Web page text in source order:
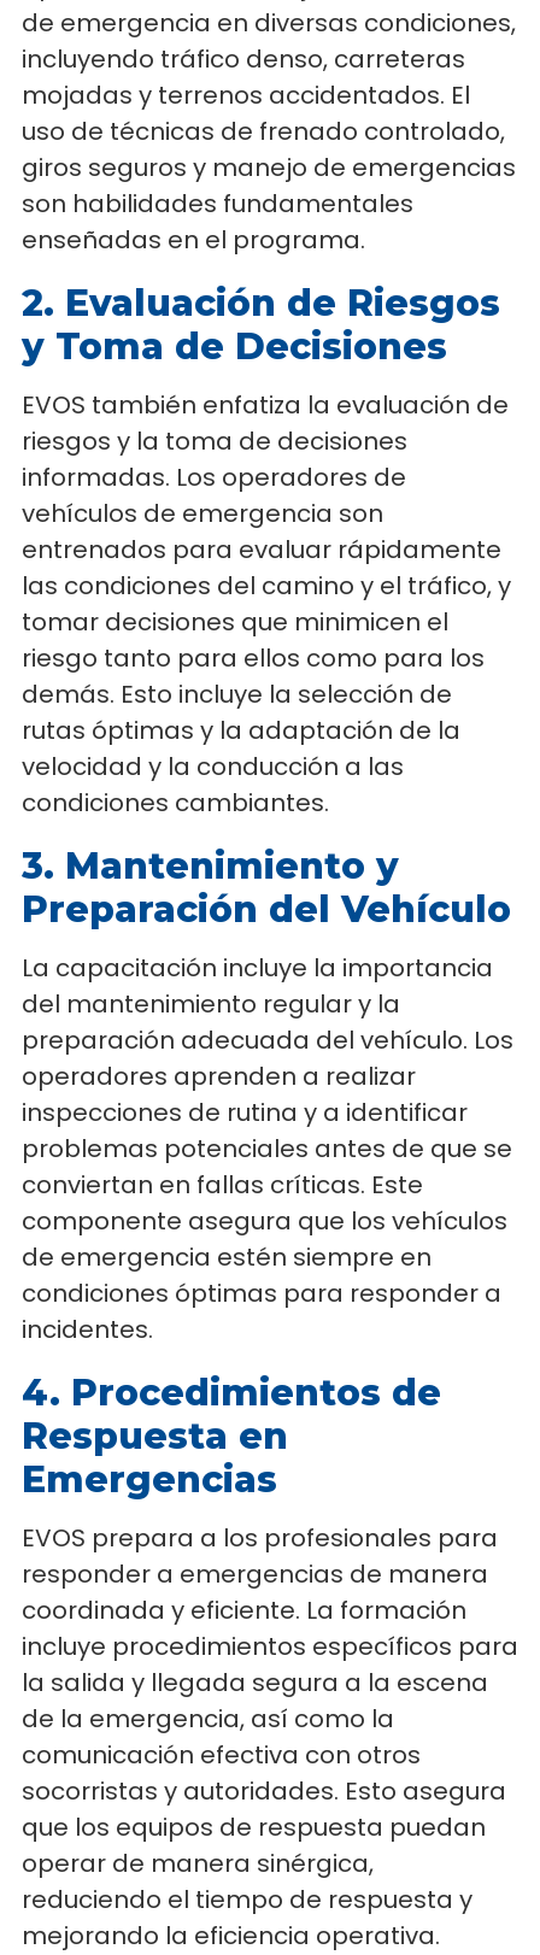
de emergencia en diversas condiciones,
incluyendo tráfico denso, carreteras
mojadas y terrenos accidentados. El
uso de técnicas de frenado controlado,
giros seguros y manejo de emergencias
son habilidades fundamentales
enseñadas en el programa.
2. Evaluación de Riesgos
y Toma de Decisiones
EVOS también enfatiza la evaluación de
riesgos y la toma de decisiones
informadas. Los operadores de
vehículos de emergencia son
entrenados para evaluar rápidamente
las condiciones del camino y el tráfico, y
tomar decisiones que minimicen el
riesgo tanto para ellos como para los
demás. Esto incluye la selección de
rutas óptimas y la adaptación de la
velocidad y la conducción a las
condiciones cambiantes.
3. Mantenimiento y
Preparación del Vehículo
La capacitación incluye la importancia
del mantenimiento regular y la
preparación adecuada del vehículo. Los
operadores aprenden a realizar
inspecciones de rutina y a identificar
problemas potenciales antes de que se
conviertan en fallas críticas. Este
componente asegura que los vehículos
de emergencia estén siempre en
condiciones óptimas para responder a
incidentes.
4. Procedimientos de
Respuesta en
Emergencias
EVOS prepara a los profesionales para
responder a emergencias de manera
coordinada y eficiente. La formación
incluye procedimientos específicos para
la salida y llegada segura a la escena
de la emergencia, así como la
comunicación efectiva con otros
socorristas y autoridades. Esto asegura
que los equipos de respuesta puedan
operar de manera sinérgica,
reduciendo el tiempo de respuesta y
mejorando la eficiencia operativa.